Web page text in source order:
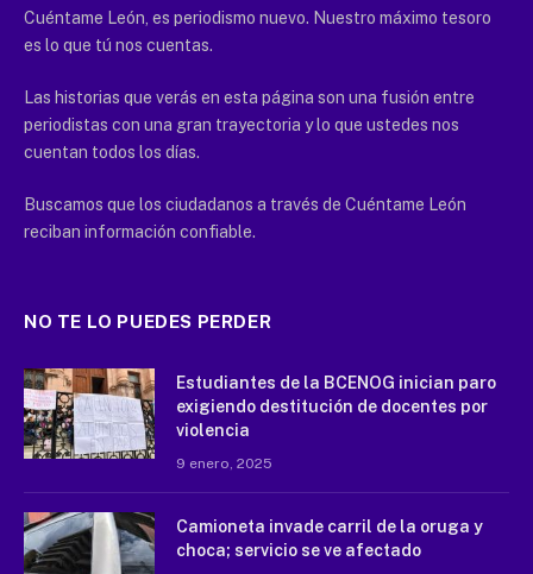
Cuéntame León, es periodismo nuevo. Nuestro máximo tesoro
es lo que tú nos cuentas.
Las historias que verás en esta página son una fusión entre
periodistas con una gran trayectoria y lo que ustedes nos
cuentan todos los días.
Buscamos que los ciudadanos a través de Cuéntame León
reciban información confiable.
NO TE LO PUEDES PERDER
Estudiantes de la BCENOG inician paro
exigiendo destitución de docentes por
violencia
9 enero, 2025
Camioneta invade carril de la oruga y
choca; servicio se ve afectado